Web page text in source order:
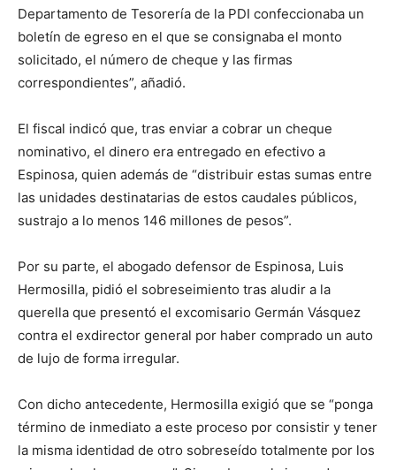
Departamento de Tesorería de la PDI confeccionaba un
boletín de egreso en el que se consignaba el monto
solicitado, el número de cheque y las firmas
correspondientes”, añadió.
El fiscal indicó que, tras enviar a cobrar un cheque
nominativo, el dinero era entregado en efectivo a
Espinosa, quien además de “distribuir estas sumas entre
las unidades destinatarias de estos caudales públicos,
sustrajo a lo menos 146 millones de pesos”.
Por su parte, el abogado defensor de Espinosa, Luis
Hermosilla, pidió el sobreseimiento tras aludir a la
querella que presentó el excomisario Germán Vásquez
contra el exdirector general por haber comprado un auto
de lujo de forma irregular.
Con dicho antecedente, Hermosilla exigió que se “ponga
término de inmediato a este proceso por consistir y tener
la misma identidad de otro sobreseído totalmente por los